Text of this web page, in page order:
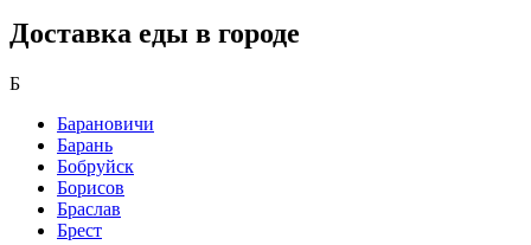
Доставка еды в городе
Б
Барановичи
Барань
Бобруйск
Борисов
Браслав
Брест